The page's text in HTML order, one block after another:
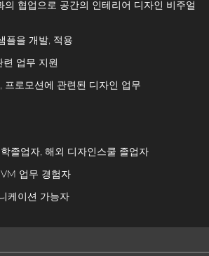
의 협업으로 공간의 인테리어 디자인 비주얼
플을 개발, 적용
업무 지원
프로모션에 관련된 디자인 업무
졸업자, 해외 디자인스쿨 졸업자
업무 경험자
케이션 가능자